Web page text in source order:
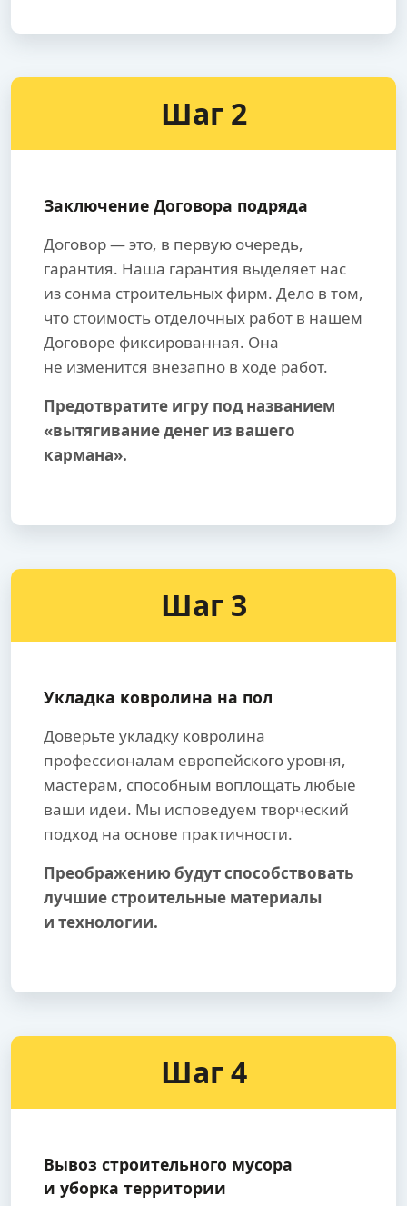
Шаг 2
Заключение Договора подряда
Договор — это, в первую очередь,
гарантия. Наша гарантия выделяет нас
из сонма строительных фирм. Дело в том,
что стоимость отделочных работ в нашем
Договоре фиксированная. Она
не изменится внезапно в ходе работ.
Предотвратите игру под названием
«вытягивание денег из вашего
кармана».
Шаг 3
Укладка ковролина на пол
Доверьте укладку ковролина
профессионалам европейского уровня,
мастерам, способным воплощать любые
ваши идеи. Мы исповедуем творческий
подход на основе практичности.
Преображению будут способствовать
лучшие строительные материалы
и технологии.
Шаг 4
Вывоз строительного мусора
и уборка территории